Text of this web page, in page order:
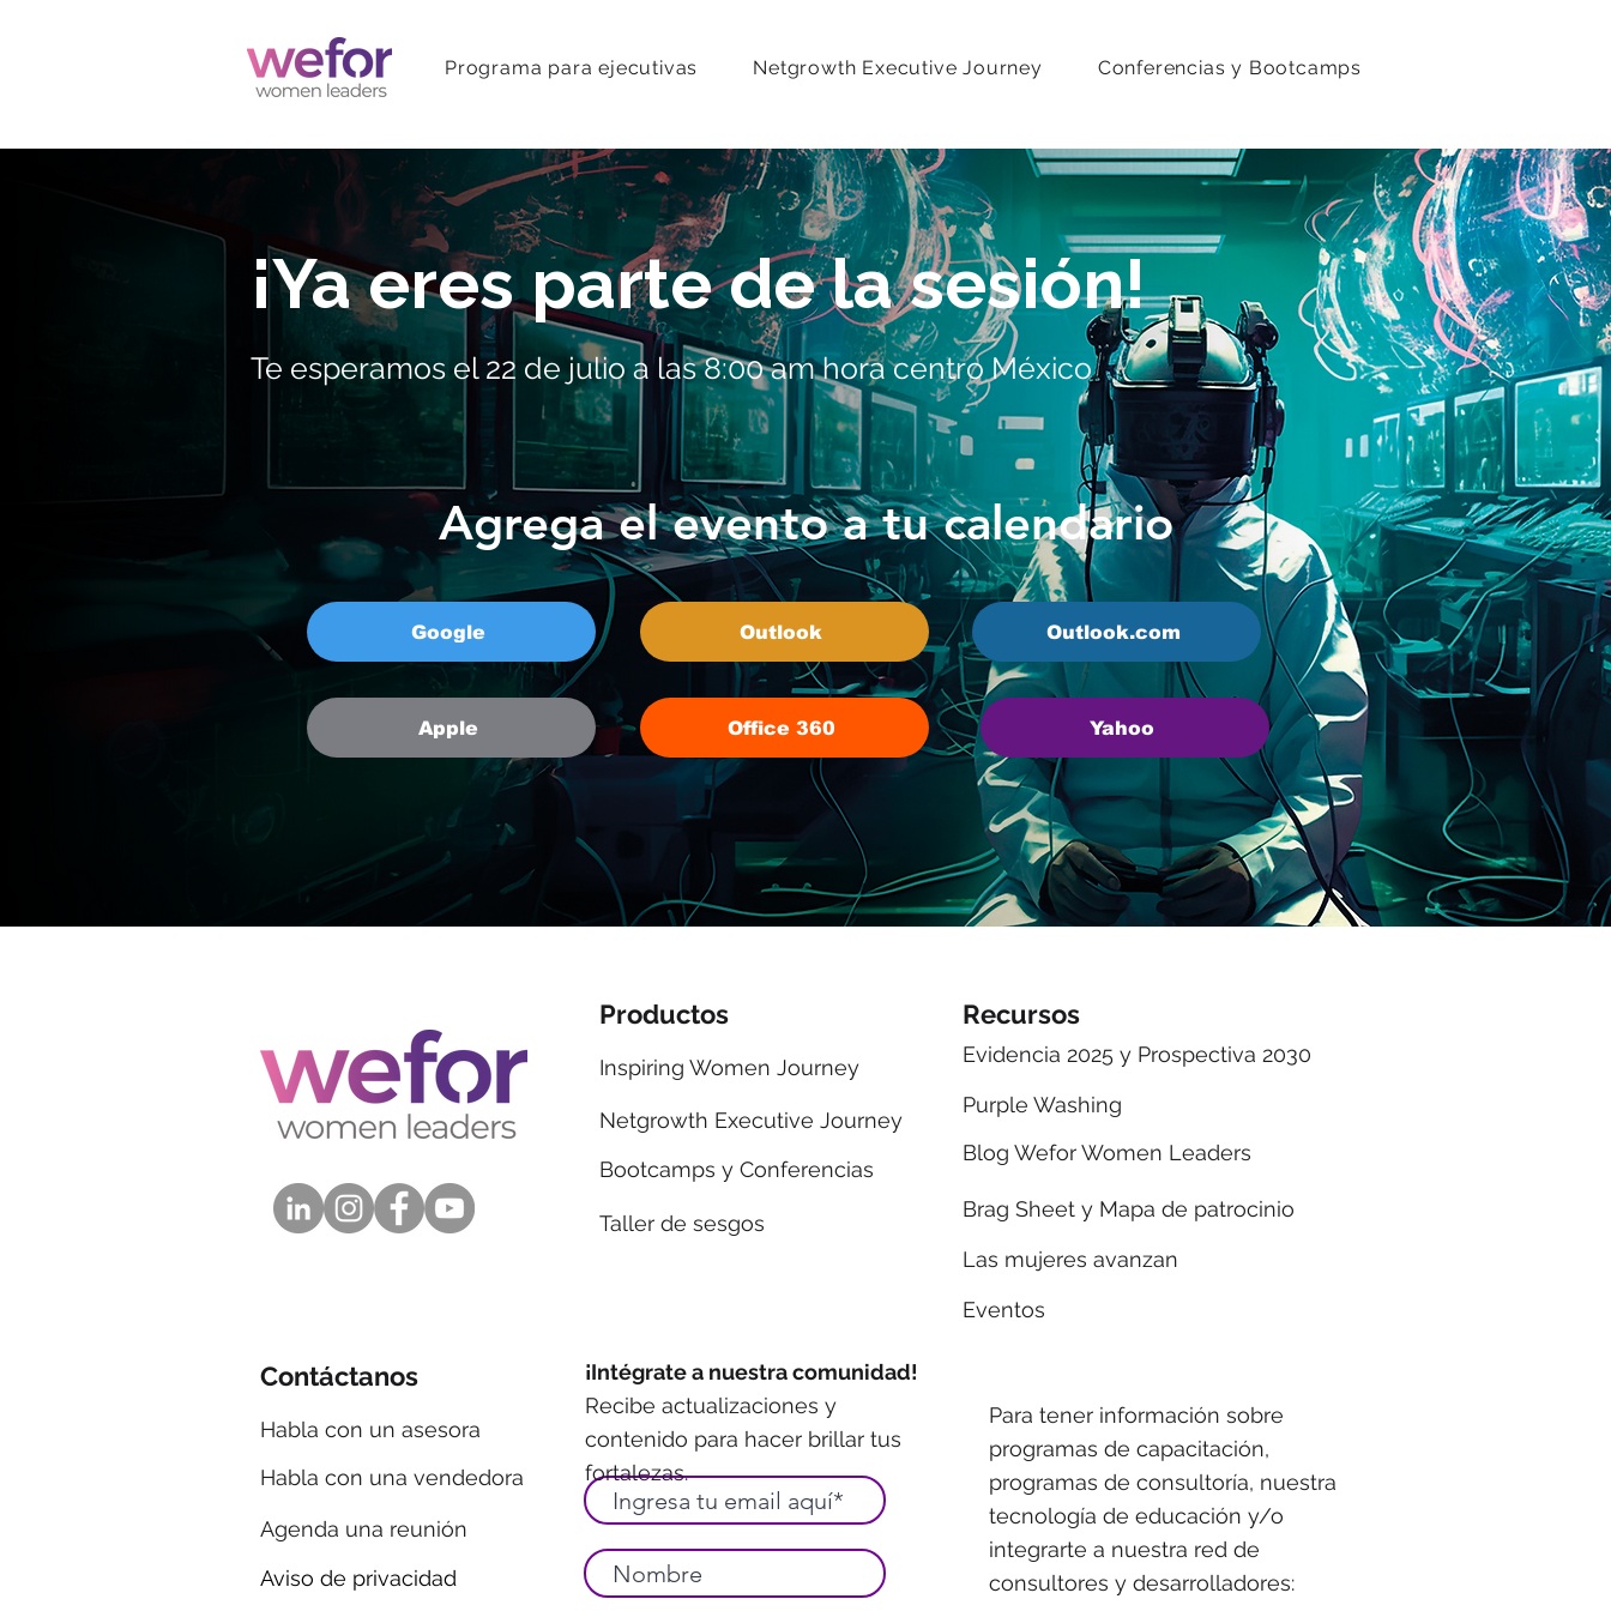
Programa para ejecutivas Netgrowth Executive Journey Conferencias y Bootcamps
¡Ya eres parte de la sesión!
Te esperamos el 22 de julio a las 8:00 am hora centro México
Agrega el evento a tu calendario
Google Outlook Outlook.com
Apple Office 360 Yahoo
Productos
Inspiring Women Journey
Netgrowth Executive Journey
Bootcamps y Conferencias
Taller de sesgos
Recursos
Evidencia 2025 y Prospectiva 2030
Blog Wefor Women Leaders
Eventos
Purple Washing
Brag Sheet y Mapa de patrocinio
Las mujeres avanzan
¡Intégrate a nuestra comunidad!
Recibe actualizaciones y
contenido para hacer brillar tus
fortalezas.
Contáctanos
Habla con un asesora
Habla con una vendedora
Agenda una reunión
Aviso de privacidad
Para tener información sobre
programas de capacitación,
programas de consultoría, nuestra
tecnología de educación y/o
integrarte a nuestra red de
consultores y desarrolladores: